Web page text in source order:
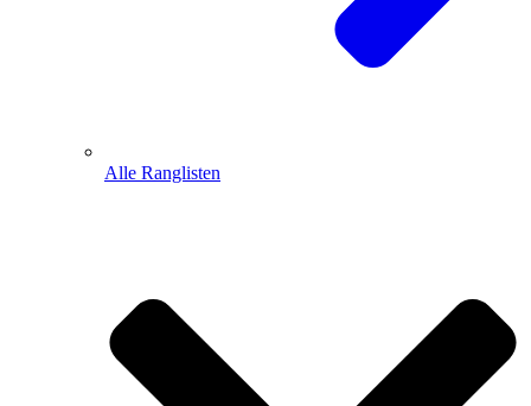
Alle Ranglisten